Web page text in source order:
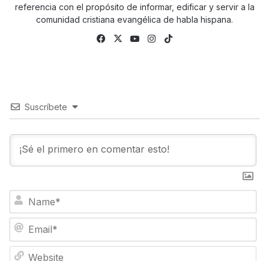
referencia con el propósito de informar, edificar y servir a la
comunidad cristiana evangélica de habla hispana.
Facebook
X YouTubeInstagram
Suscríbete
m
a